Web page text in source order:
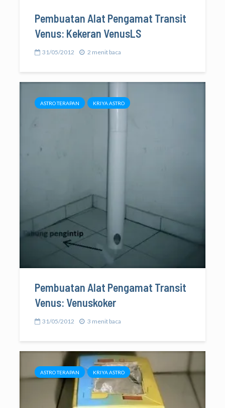
Pembuatan Alat Pengamat Transit
Venus: Kekeran VenusLS
31/05/2012 2 menit baca
ASTRO TERAPAN KRIYA ASTRO
Pembuatan Alat Pengamat Transit
Venus: Venuskoker
31/05/2012 3 menit baca
ASTRO TERAPAN KRIYA ASTRO